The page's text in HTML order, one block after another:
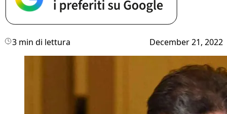
3 min di lettura December 21, 2022